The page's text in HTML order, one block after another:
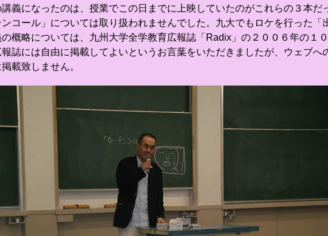
義になったのは、授業でこの日までに上映していたのがこれらの３本だ
コール」については取り扱われませんでした。九大でもロケを行った「
概略については、九州大学全学教育広報誌「Radix」の２００６年の１
誌には自由に掲載してよいというお言葉をいただきましたが、ウェブへ
載致しません。